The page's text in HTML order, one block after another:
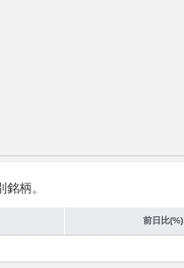
柄。
前日比(%)